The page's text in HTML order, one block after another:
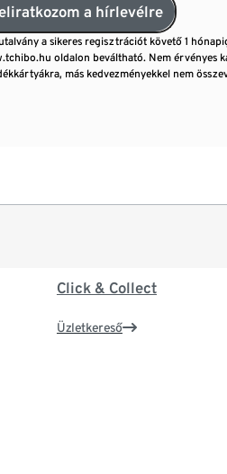
a hírlevélre
a sikeres regisztrációt követő 1
oldalon beváltható. Nem érvényes
más kedvezményekkel nem
Click & Collect
Üzletkereső